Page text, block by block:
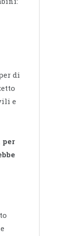
di
e
per